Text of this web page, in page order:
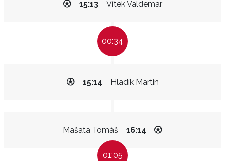
Vítek Valdemar
15:13
00:34
Hladík Martin
15:14
Mašata Tomáš 16:14
01:05